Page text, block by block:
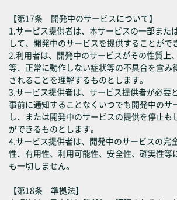
【第17条 開発中のサービスについて】
1.サービス提供者は、本サービスの一部また
して、開発中のサービスを提供することがで
2.利用者は、開発中のサービスがその性質上
等、正常に動作しない症状等の不具合を含み
されることを理解するものとします。
3.サービス提供者は、サービス提供者が必要
事前に通知することなくいつでも開発中のサ
し、または開発中のサービスの提供を停止も
ができるものとします。
4.サービス提供者は、開発中のサービスの完
性、有用性、利用可能性、安全性、確実性等
も一切しません。
【第18条 準拠法】